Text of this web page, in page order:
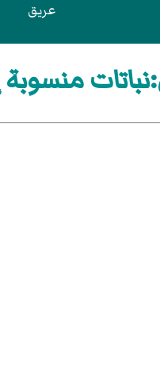
عريق
منسوبة